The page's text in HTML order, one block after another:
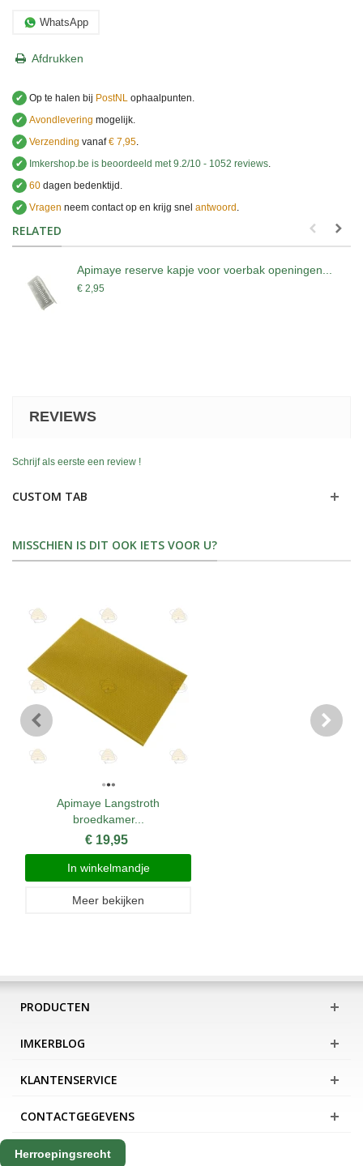
WhatsApp
Afdrukken
✔ Op te halen bij PostNL ophaalpunten.
✔ Avondlevering mogelijk.
✔ Verzending vanaf€ 7,95.
✔
Imkershop.be is beoordeeld met9.2/10 - 1052 reviews.
✔ 60 dagen bedenktijd.
✔ Vragen neem contact op en krijg snel antwoord .
RELATED
Apimaye reserve kapje voor voerbak openingen...
€ 2,95
REVIEWS
Schrijf als eerste een review !
CUSTOM TAB
MISSCHIEN IS DIT OOK IETS VOOR U?
Apimaye Langstroth
broedkamer...
€ 19,95
In winkelmandje
Meer bekijken
PRODUCTEN
IMKERBLOG
KLANTENSERVICE
CONTACTGEGEVENS
Herroepingsrecht